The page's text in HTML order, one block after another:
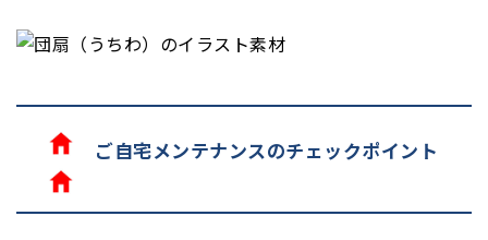
ご自宅メンテナンスのチェックポイント